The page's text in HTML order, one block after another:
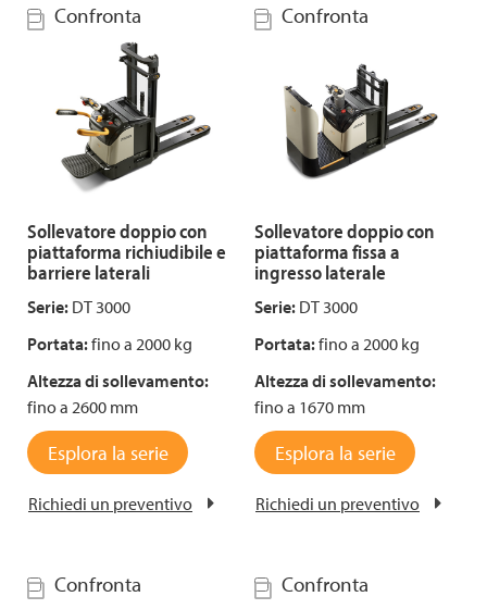
Confronta
Sollevatore doppio con
piattaforma richiudibile e
barriere laterali
Serie: DT 3000
Portata:fino a 2000 kg
Altezza di sollevamento:
fino a 2600 mm
Esplora la serie
Richiedi un preventivo
Confronta
Sollevatore doppio con
piattaforma fissa a
ingresso laterale
Serie: DT 3000
Portata:fino a 2000 kg
Altezza di sollevamento:
fino a 1670 mm
Esplora la serie
Richiedi un preventivo
Confronta Confronta